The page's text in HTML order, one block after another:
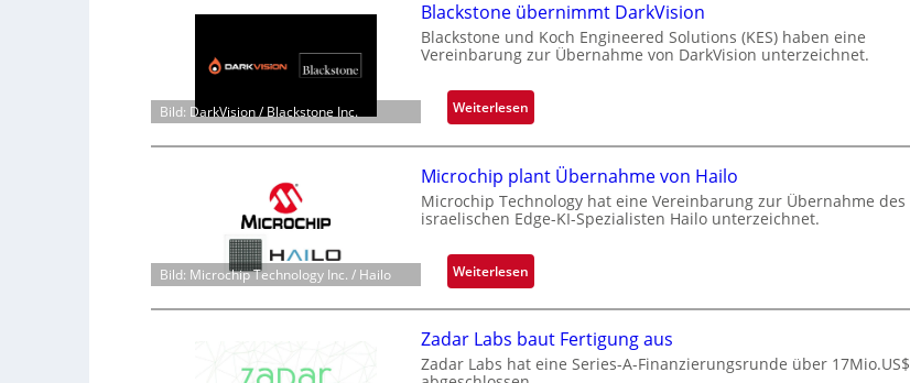
Bild: DarkVision / Blackstone Inc.
Blackstone übernimmt DarkVision
Blackstone und Koch Engineered Solutions (KES) haben eine
Vereinbarung zur Übernahme von DarkVision unterzeichnet.
Weiterlesen:
B
l
a
c
k
t
o
n
e
ü
Bild: Microchip Technology Inc. / Hailo
Microchip plant Übernahme von Hailo
Microchip Technology hat eine Vereinbarung zur Übernahme des
israelischen Edge-KI-Spezialisten Hailo unterzeichnet.
Weiterlesen:
M
i
c
r
Zadar Labs baut Fertigung aus
Zadar Labs hat eine Series-A-Finanzierungsrunde über 17Mio.US$